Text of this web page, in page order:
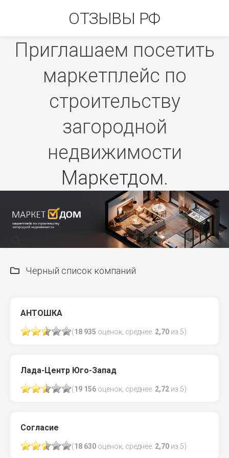
ОТЗЫВЫ РФ
Приглашаем посетить
маркетплейс по
строительству
загородной
недвижимости
Маркетдом.
Черный список компаний
АНТОШКА
(18 935 оценок, среднее: 2,70 из 5)
Лада-Центр Юго-Запад
(19 156 оценок, среднее: 2,72 из 5)
Согласие
(18 630 оценок, среднее: 2,70 из 5)